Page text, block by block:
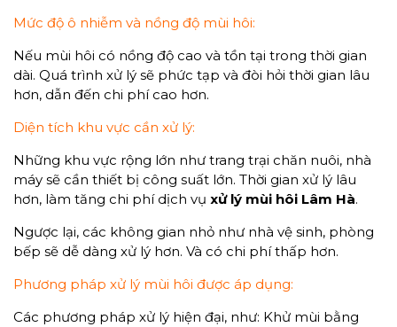
Mức độ ô nhiễm và nồng độ mùi hôi:
Nếu mùi hôi có nồng độ cao và tồn tại trong thời gian
dài. Quá trình xử lý sẽ phức tạp và đòi hỏi thời gian lâu
hơn, dẫn đến chi phí cao hơn.
Diện tích khu vực cần xử lý:
Những khu vực rộng lớn như trang trại chăn nuôi, nhà
máy sẽ cần thiết bị công suất lớn. Thời gian xử lý lâu
hơn, làm tăng chi phí dịch vụ xử lý mùi hôi Lâm Hà.
Ngược lại, các không gian nhỏ như nhà vệ sinh, phòng
bếp sẽ dễ dàng xử lý hơn. Và có chi phí thấp hơn.
Phương pháp xử lý mùi hôi được áp dụng:
Các phương pháp xử lý hiện đại, như: Khử mùi bằng